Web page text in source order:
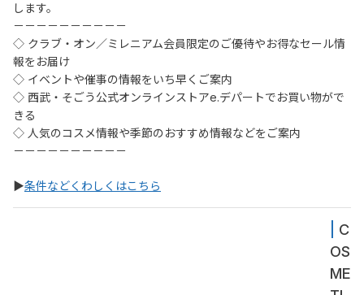
します。
－－－－－－－－－－
◇ クラブ・オン／ミレニアム会員限定のご優待やお得なセール情
報をお届け
◇ イベントや催事の情報をいち早くご案内
◇ 西武・そごう公式オンラインストアe.デパートでお買い物がで
きる
◇ 人気のコスメ情報や季節のおすすめ情報などをご案内
－－－－－－－－－－
▶条件などくわしくはこちら
C
OS
ME